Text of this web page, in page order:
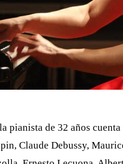
pianista de 32 años
Claude Debussy,